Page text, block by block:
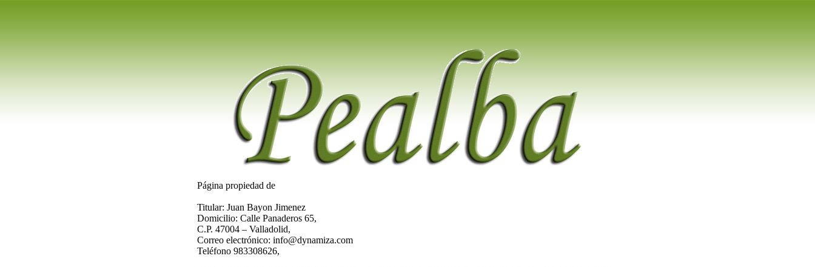
Página propiedad de
Titular: Juan Bayon Jimenez
Domicilio: Calle Panaderos 65,
C.P. 47004 – Valladolid,
Correo electrónico: info@dynamiza.com
Teléfono 983308626,